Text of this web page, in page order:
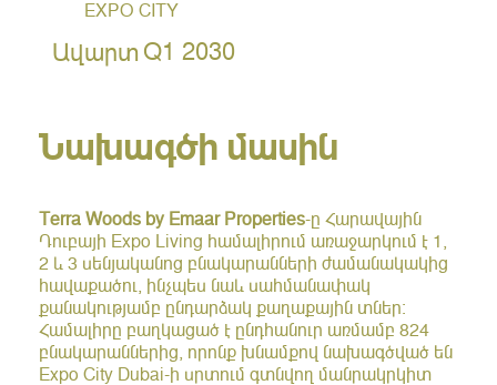
EXPO CITY
Ավարտ Q1 2030
Նախագծի մասին
Terra Woods by Emaar Properties-ը Հարավային
Դուբայի Expo Living համալիրում առաջարկում է 1,
2 և 3 սենյականոց բնակարանների ժամանակակից
հավաքածու, ինչպես նաև սահմանափակ
քանակությամբ ընդարձակ քաղաքային տներ:
Համալիրը բաղկացած է ընդհանուր առմամբ 824
բնակարաններից, որոնք խնամքով նախագծված են
Expo City Dubai-ի սրտում գտնվող մանրակրկիտ